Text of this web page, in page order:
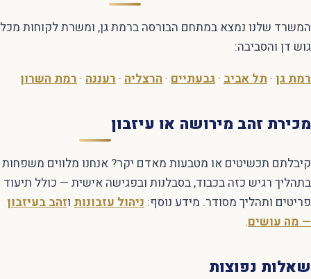
המשרד שלנו נמצא במתחם הבורסה ברמת גן, ומשרת לקוחות מכל
גוש דן והסביבה:
רמת גן · תל אביב · גבעתיים · הרצליה · רעננה · רמת השרון
מכירת זהב מירושה או עיזבון
קיבלתם תכשיטים או מטבעות מאדם יקר? אנחנו מלווים משפחות
בתהליך רגיש כזה בכבוד, בסבלנות ובפגישה אישית — כולל תיעוד
פריטים ותהליך מסודר. מידע נוסף: ניהול עזבונות וזהב בעיזבון
— מה עושים.
שאלות נפוצות